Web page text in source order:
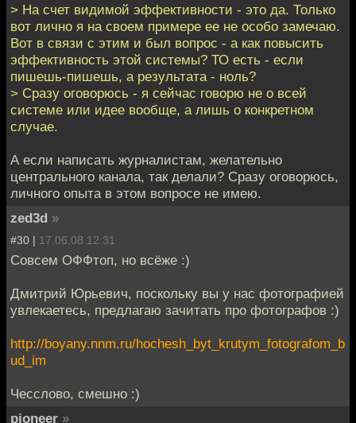
> На счет видимой эффективности - это да. Только
вот лично я на своем примере ее не особо замечаю.
Вот в связи с этим и был вопрос - а как повысить
эффективность этой системы? ТО есть - если
пишешь-пишешь, а результата - ноль?
> Сразу оговорюсь - я сейчас говорю не о всей
системе или идее вообще, а лишь о конкретном
случае.
А если написать журналистам, желательно
центрального канала, так делали? Сразу оговорюсь,
личного опыта в этом вопросе не имею.
zed3d »
#30 | 17.06.08 12:31
Совсем ОФФтоп, но всёже :)
Дмитрий Юрьевич, поскольку вы у нас фотографией
увлекаетесь, предлагаю зачитать про фотографов :)
http://boyany.nnm.ru/hochesh_byt_krutym_fotografom_b
ud_im
Чесслово, смешно :)
pioneer »